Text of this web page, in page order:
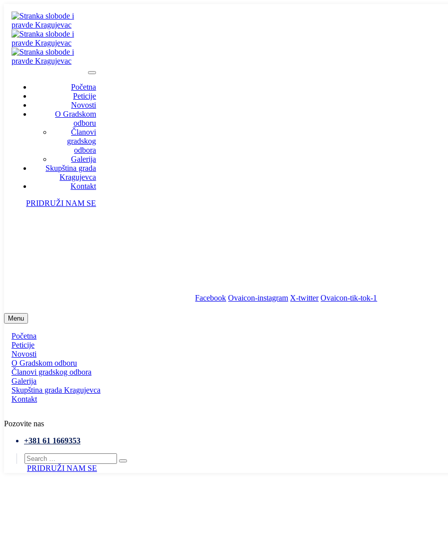
Početna
Peticije
Novosti
O Gradskom
odboru
Članovi
gradskog
odbora
Galerija
Skupština grada
Kragujevca
Kontakt
PRIDRUŽI NAM SE
Facebook Ovaicon-instagram X-twitter Ovaicon-tik-tok-1
Menu
Početna
Peticije
Novosti
O Gradskom odboru
Članovi gradskog odbora
Galerija
Skupština grada Kragujevca
Kontakt
Pozovite nas
+381 61 1669353
PRIDRUŽI NAM SE